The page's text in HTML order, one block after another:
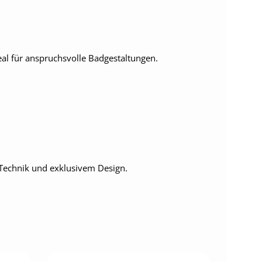
für anspruchsvolle Badgestaltungen.
und exklusivem Design.